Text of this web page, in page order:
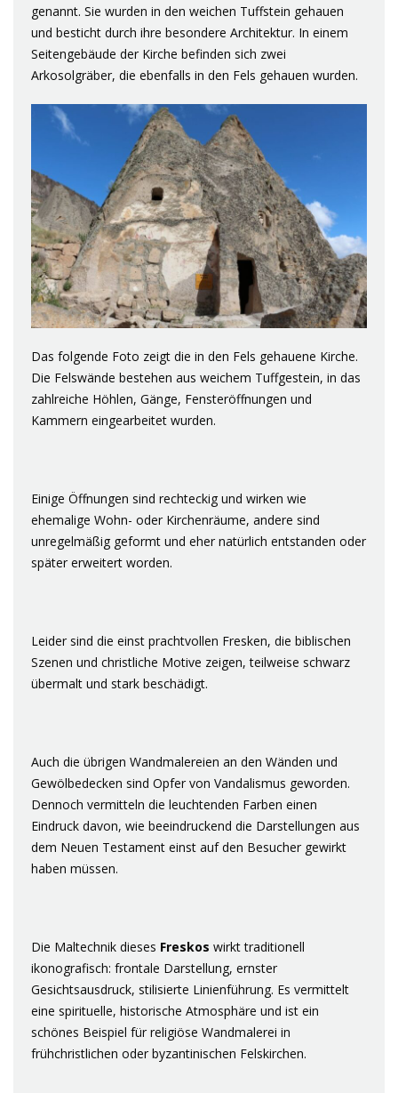
genannt. Sie wurden in den weichen Tuffstein gehauen
und besticht durch ihre besondere Architektur. In einem
Seitengebäude der Kirche befinden sich zwei
Arkosolgräber, die ebenfalls in den Fels gehauen wurden.
Das folgende Foto zeigt die in den Fels gehauene Kirche.
Die Felswände bestehen aus weichem Tuffgestein, in das
zahlreiche Höhlen, Gänge, Fensteröffnungen und
Kammern eingearbeitet wurden.
Einige Öffnungen sind rechteckig und wirken wie
ehemalige Wohn- oder Kirchenräume, andere sind
unregelmäßig geformt und eher natürlich entstanden oder
später erweitert worden.
Leider sind die einst prachtvollen Fresken, die biblischen
Szenen und christliche Motive zeigen, teilweise schwarz
übermalt und stark beschädigt.
Auch die übrigen Wandmalereien an den Wänden und
Gewölbedecken sind Opfer von Vandalismus geworden.
Dennoch vermitteln die leuchtenden Farben einen
Eindruck davon, wie beeindruckend die Darstellungen aus
dem Neuen Testament einst auf den Besucher gewirkt
haben müssen.
Die Maltechnik dieses Freskos wirkt traditionell
ikonografisch: frontale Darstellung, ernster
Gesichtsausdruck, stilisierte Linienführung. Es vermittelt
eine spirituelle, historische Atmosphäre und ist ein
schönes Beispiel für religiöse Wandmalerei in
frühchristlichen oder byzantinischen Felskirchen.